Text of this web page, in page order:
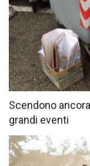
Scendono
grandi eventi